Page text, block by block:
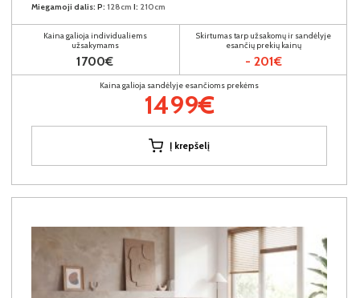
Miegamoji dalis: P: 128cm I: 210cm
Kaina galioja individualiems
užsakymams
1700€
Skirtumas tarp užsakomų ir sandėlyje
esančių prekių kainų
- 201€
Kaina galioja sandėlyje esančioms prekėms
1499€
Į krepšelį